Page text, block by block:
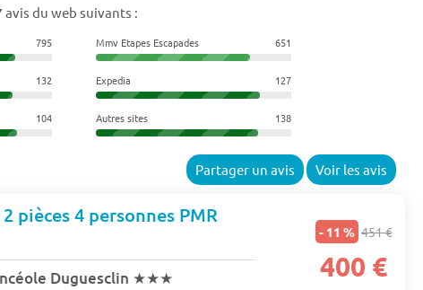
avis du web suivants :
795 Mmv Etapes Escapades 651
132 Expedia 127
104 Autres sites 138
Partager un avis Voir les avis
pièces 4 personnes PMR
Duguesclin ★★★
- 11 % 451 €
400 €